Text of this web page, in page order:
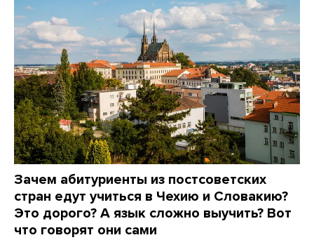
Зачем абитуриенты из постсоветских
стран едут учиться в Чехию и Словакию?
Это дорого? А язык сложно выучить? Вот
что говорят они сами